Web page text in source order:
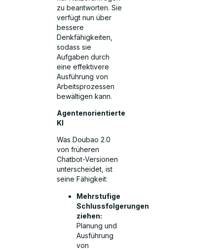
zu beantworten. Sie
verfügt nun über
bessere
Denkfähigkeiten,
sodass sie
Aufgaben durch
eine effektivere
Ausführung von
Arbeitsprozessen
bewältigen kann.
Agentenorientierte
KI
Was Doubao 2.0
von früheren
Chatbot-Versionen
unterscheidet, ist
seine Fähigkeit:
Mehrstufige
Schlussfolgerungen
ziehen:
Planung und
Ausführung
von